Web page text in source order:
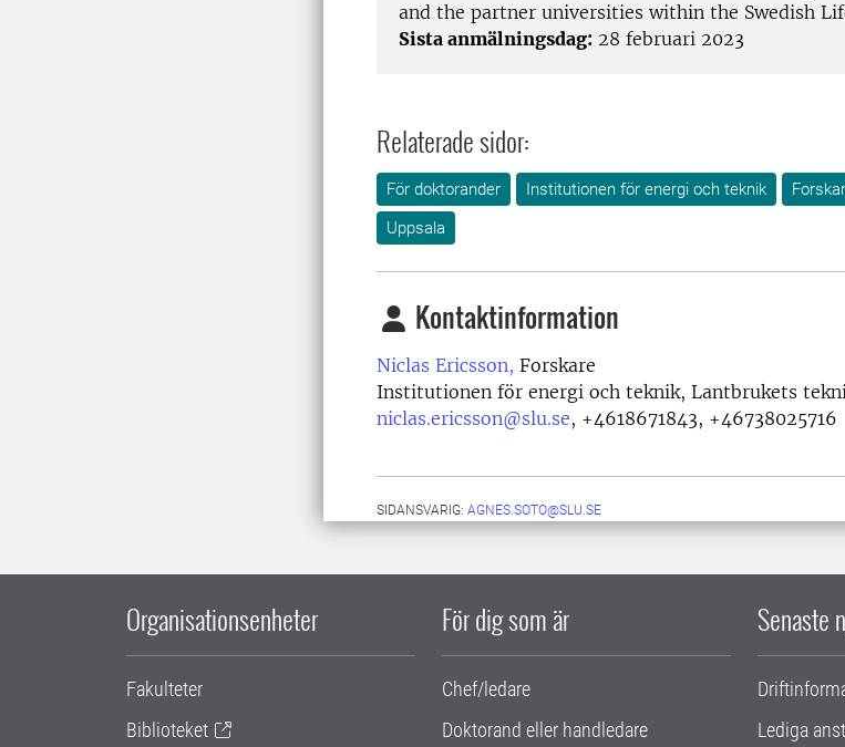
and the partner universities within the Swedish
Sista anmälningsdag: 28 februari 2023
Relaterade sidor:
För doktorander Institutionen för energi och teknik
Uppsala
Kontaktinformation
Niclas Ericsson, Forskare
Institutionen för energi och teknik, Lantbrukets
niclas.ericsson@slu.se, +4618671843, +46738025716
SIDANSVARIG: AGNES.SOTO@SLU.SE
Organisationsenheter
Fakulteter
Biblioteket
För dig som är
Chef/ledare
Doktorand eller handledare
Senaste
Lediga